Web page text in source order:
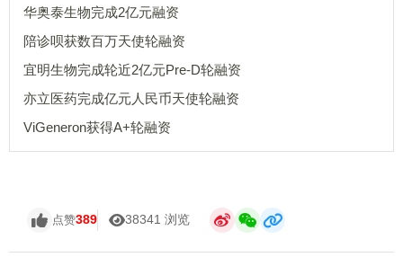
华奥泰生物完成2亿元融资
陪诊呗获数百万天使轮融资
宜明生物完成轮近2亿元Pre-D轮融资
亦立医药完成亿元人民币天使轮融资
ViGeneron获得A+轮融资
点赞389 38341 浏览